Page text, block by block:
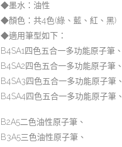
◆墨水：油性
◆顏色：共4色(綠、藍、紅、黑)
◆適用筆型如下：
B4SA1四色五合一多功能原子筆、
B4SA2四色五合一多功能原子筆、
B4SA3四色五合一多功能原子筆、
B4SA4四色五合一多功能原子筆、
B2A5二色油性原子筆、
B3A5三色油性原子筆、